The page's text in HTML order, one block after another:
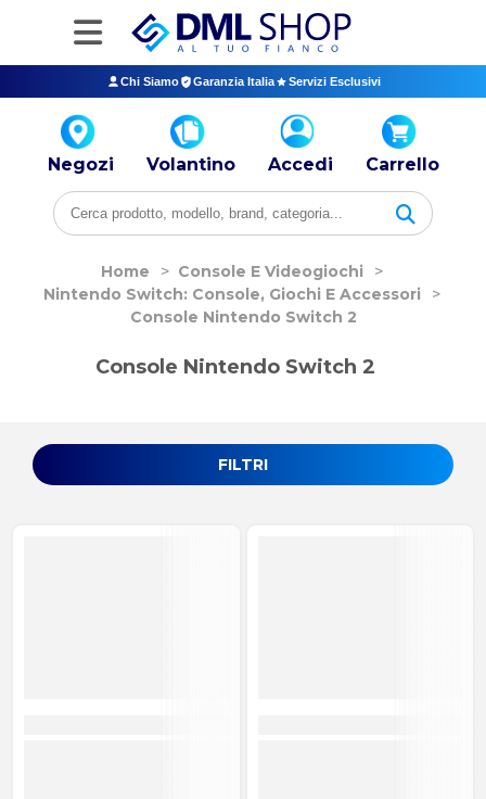
Chi Siamo Garanzia Italia Servizi Esclusivi
Negozi Volantino Accedi Carrello
Home > Console E Videogiochi
>
Nintendo Switch: Console, Giochi E Accessori
>
Console Nintendo Switch 2
FILTRI
Console Nintendo Switch 2